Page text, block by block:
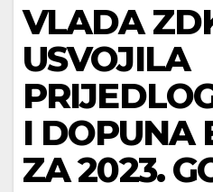
VLADA
USVOJILA
I DOPUNA
ZA 2023.